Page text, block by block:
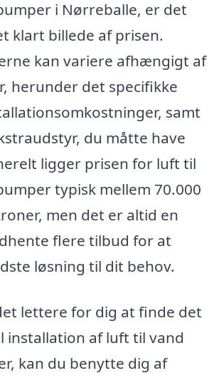
i Nørreballe, er det
klart billede af prisen.
kan variere afhængigt af
herunder det specifikke
samt
du måtte have
ligger prisen for luft til
typisk mellem 70.000
men det er altid en
flere tilbud for at
løsning til dit behov.
lettere for dig at finde det
installation af luft til vand
kan du benytte dig af